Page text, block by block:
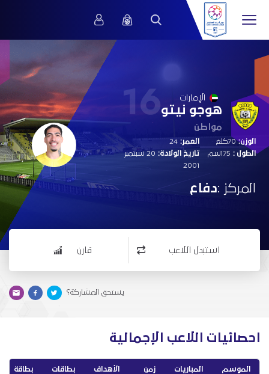
16 الإمارات
هوجو نيتو
مواطن
الوزن:70كلغ
الطول :
العمر:
تاريخ الولادة:
20 سبتمبر
2001
المركز :دفاع
استبدل اللاعب قارن
يستحق المشاركة؟
احصائيات اللاعب الإجمالية
الموسم المباريات
زمن
الأهداف
بطاقات
بطاقة